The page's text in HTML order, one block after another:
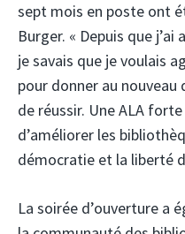
sept mois en poste ont
Burger. « Depuis que
je savais que je voulais
pour donner au
de réussir. Une ALA
d’améliorer les
démocratie et la liberté
La soirée d’ouverture a